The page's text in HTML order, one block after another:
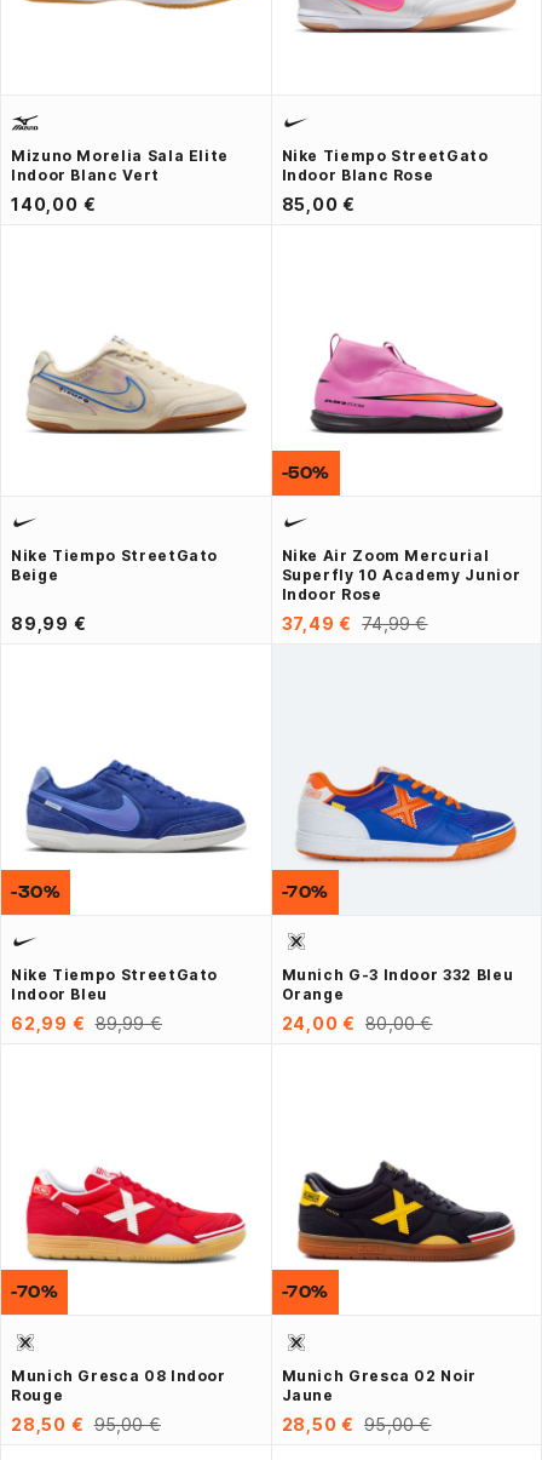
Mizuno Morelia Sala Elite
Indoor Blanc Vert
140,00 €
Nike Tiempo StreetGato
Indoor Blanc Rose
85,00 €
Nike Tiempo StreetGato
Beige
89,99 €
Nike Air Zoom Mercurial
Superfly 10 Academy Junior
Indoor Rose
37,49 € 74,99 €
-50%
Nike Tiempo StreetGato
Indoor Bleu
62,99 € 89,99 €
-30%
Munich G-3 Indoor 332 Bleu
Orange
24,00 € 80,00 €
-70%
Munich Gresca 08 Indoor
Rouge
28,50 € 95,00 €
-70%
Munich Gresca 02 Noir
Jaune
28,50 € 95,00 €
-70%